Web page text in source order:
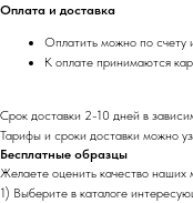
Оплата и доставка
Оплатить можно по счету
К оплате принимаются
Срок доставки 2-10 дней в
Тарифы и сроки доставки можно
Бесплатные образцы
Желаете оценить качество наших
1) Выберите в каталоге